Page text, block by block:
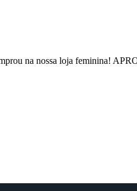
na nossa loja feminina!